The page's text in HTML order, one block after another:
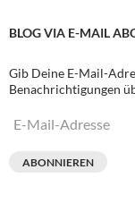
BLOG VIA E-MAIL
Gib Deine E-Mail-
Benachrichtigungen
E-
ABONNIEREN